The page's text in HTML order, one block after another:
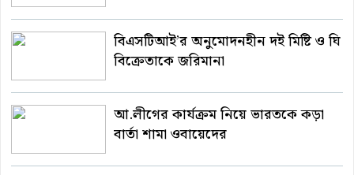
বিএসটিআই’র অনুমোদনহীন দই মিষ্টি ও ঘি
বিক্রেতাকে জরিমানা
আ.লীগের কার্যক্রম নিয়ে ভারতকে কড়া
বার্তা শামা ওবায়েদের